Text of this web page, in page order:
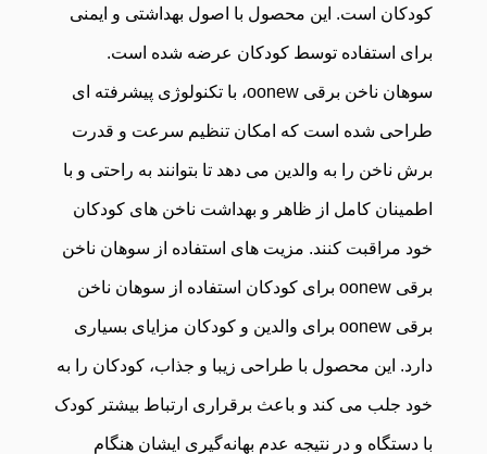
کودکان است. این محصول با اصول بهداشتی و ایمنی
برای استفاده توسط کودکان عرضه شده است.
سوهان ناخن برقی oonew، با تکنولوژی پیشرفته ای
طراحی شده است که امکان تنظیم سرعت و قدرت
برش ناخن را به والدین می دهد تا بتوانند به راحتی و با
اطمینان کامل از ظاهر و بهداشت ناخن های کودکان
خود مراقبت کنند. مزیت های استفاده از سوهان ناخن
برقی oonew برای کودکان استفاده از سوهان ناخن
برقی oonew برای والدین و کودکان مزایای بسیاری
دارد. این محصول با طراحی زیبا و جذاب، کودکان را به
خود جلب می کند و باعث برقراری ارتباط بیشتر کودک
با دستگاه و در نتیجه عدم بهانه‌گیری ایشان هنگام